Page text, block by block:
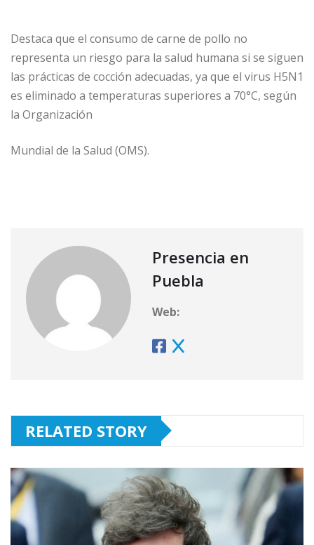
Destaca que el consumo de carne de pollo no
representa un riesgo para la salud humana si se siguen
las prácticas de cocción adecuadas, ya que el virus H5N1
es eliminado a temperaturas superiores a 70°C, según
la Organización
Mundial de la Salud (OMS).
Presencia en
Puebla
Web:
RELATED STORY